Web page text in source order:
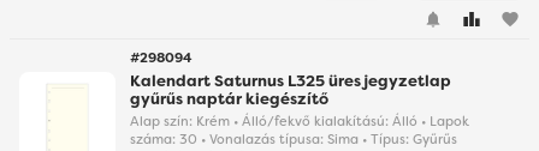
favorite
#298094
Kalendart Saturnus L325 üres jegyzetlap
gyűrűs naptár kiegészítő
Alap szín: Krém • Álló/fekvő kialakítású: Álló • Lapok
száma: 30 • Vonalazás típusa: Sima • Típus: Gyűrűs